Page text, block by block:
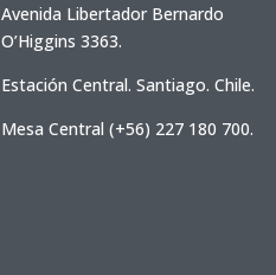
Avenida Libertador Bernardo
O’Higgins 3363.
Estación Central. Santiago. Chile.
Mesa Central (+56) 227 180 700.